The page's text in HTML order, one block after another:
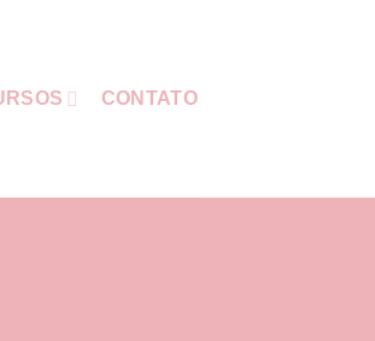
CONTATO